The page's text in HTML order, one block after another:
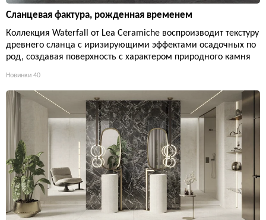
Сланцевая фактура, рожденная временем
Коллекция Waterfall от Lea Ceramiche воспроизводит текстуру
древнего сланца с иризирующими эффектами осадочных по
род, создавая поверхность с характером природного камня
Новинки 40